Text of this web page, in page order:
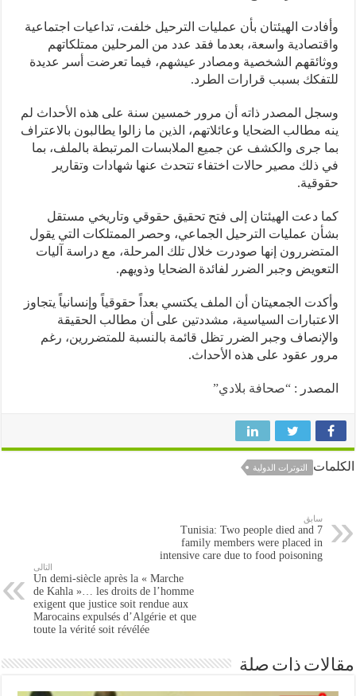
الهيئتان بأن عمليات الترحيل خلفت، تداعيات اجتماعية
واسعة، بعدما فقد عدد من المرحلين ممتلكاتهم
الشخصية ومصادر عيشهم، فيما تعرضت أسر عديدة
بسبب قرارات الطرد.
المصدر ذاته أن مرور خمسين سنة على هذه الأحداث لم
مطالب الضحايا وعائلاتهم، الذين ما زالوا يطالبون بالاعتراف
جرى والكشف عن جميع الملابسات المرتبطة بالملف، بما
ذلك مصير حالات اختفاء تتحدث عنها شهادات وتقارير
دعت الهيئتان إلى فتح تحقيق حقوقي وتاريخي مستقل
عمليات الترحيل الجماعي، وحصر الممتلكات التي يقول
إنها صودرت خلال تلك المرحلة، مع دراسة آليات
وجبر الضرر لفائدة الضحايا وذويهم.
الجمعيتان أن الملف يكتسي بعداً حقوقياً وإنسانياً يتجاوز
السياسية، مشددتين على أن مطالب الحقيقة
وجبر الضرر تظل قائمة بالنسبة للمتضررين، رغم
عقود على هذه الأحداث.
:“صحافة بلادي”
التوترات الدولية
Tunisia: Two people died and 7
family members were placed in
intensive care due to food poisoning
Un demi-siècle après la « Marche
de Kahla »… les droits de l’homme
exigent que justice soit rendue aux
Marocains expulsés d’Algérie et que
toute la vérité soit révélée
ذات صلة